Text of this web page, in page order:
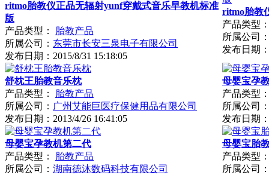
ritmo胎教仪正品无辐射yunf穿戴式音乐早教机标准
版
产品类型：
胎教产品
所属公司： 东莞市长安三泉电子有限公司
发布日期： 2015/8/31 15:18:05
ritmo胎教
产品类型
所属公司
发布日期
舒枕王胎教音乐枕
产品类型：
胎教产品
所属公司： 广州艾能巨医疗保健用品有限公司
发布日期： 2013/4/26 16:41:05
母婴宝孕
产品类型
所属公司
发布日期
母婴宝孕教机第二代
产品类型：
胎教产品
所属公司： 湖南德沐数码科技有限公司
母婴宝胎
产品类型
所属公司